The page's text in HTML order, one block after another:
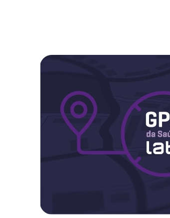
Novidades do Labi
Saúde do Homem
Sobre o Labi